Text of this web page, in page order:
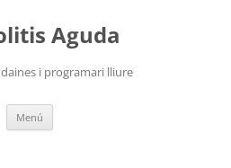
Aguda
i programari lliure
Menú